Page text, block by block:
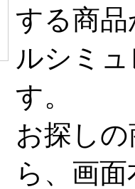
する商
ルシミ
す。
お探し
ら、画